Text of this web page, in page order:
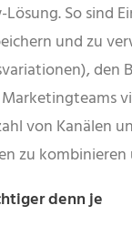
So sind
und zu
den
von Kanälen
zu
denn je